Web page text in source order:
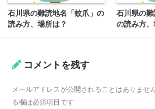
石川県の難読地名「蚊爪」の
読み方、場所は？
石川県の難
の読み方、
コメントを残す
メールアドレスが公開されることはありません
る欄は必須項目です